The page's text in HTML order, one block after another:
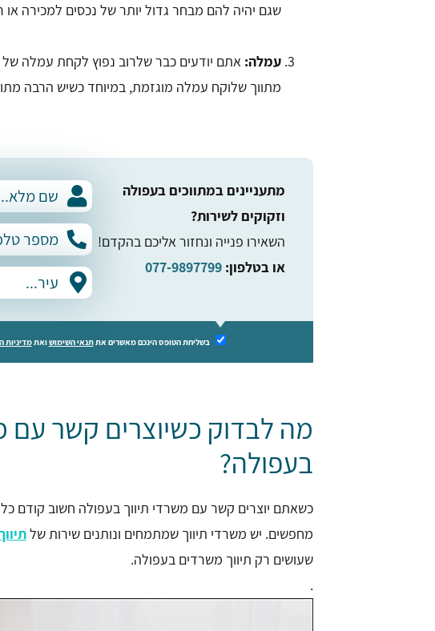
שגם יהיה להם מבחר גדול יותר של נכסים למכירה או
עמלה:
מתווך שלוקח עמלה מוגזמת, במיוחד כשיש הרבה
מתעניינים במתווכים בעפולה
וזקוקים לשירות?
השאירו פנייה ונחזור אליכם בהקדם!
או בטלפון: 077-9897799
בשליחת הטופס הינכם מאשרים אתתנאי השימושואתמדיניות
מה לבדוק כשיוצרים קשר עם
בעפולה?
כשאתם יוצרים קשר עם משרדי תיווך בעפולה חשוב קודם
מחפשים. יש משרדי תיווך שמתמחים ונותנים שירות של
שעושים רק תיווך משרדים בעפולה.
.